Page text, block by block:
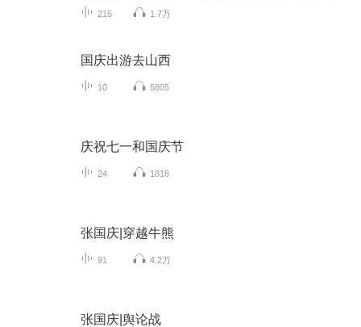
215 1.7万
国庆出游去山西
10 5805
庆祝七一和国庆节
24 1818
张国庆|穿越牛熊
91 4.2万
张国庆|舆论战